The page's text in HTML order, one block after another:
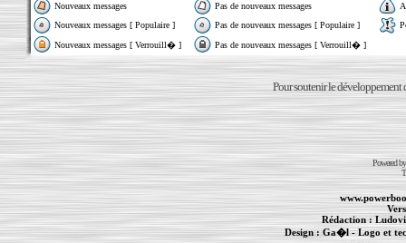
Nouveaux messages Pas de nouveaux messages
Nouveaux messages [ Populaire ]
Pas de nouveaux messages [ Populaire ]
Nouveaux messages [ Verrouill� ]
Pas de nouveaux messages [ Verrouill� ]
Pour soutenir le développement
Powered
Rédaction :
Design :Ga�l- Logo et